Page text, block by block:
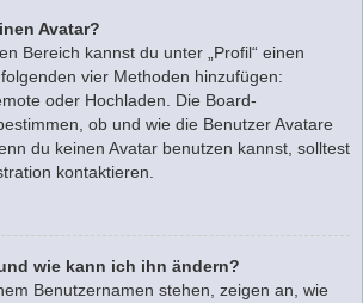
Avatar?
Bereich kannst du unter „Profil“ einen
vier Methoden hinzufügen:
oder Hochladen. Die Board-
ob und wie die Benutzer Avatare
du keinen Avatar benutzen kannst, solltest
kontaktieren.
wie kann ich ihn ändern?
Benutzernamen stehen, zeigen an, wie